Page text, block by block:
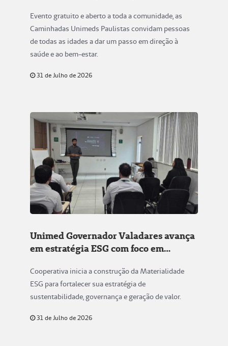
Evento gratuito e aberto a toda a comunidade, as
Caminhadas Unimeds Paulistas convidam pessoas
de todas as idades a dar um passo em direção à
saúde e ao bem-estar.
31 de Julho de 2026
Unimed Governador Valadares avança
em estratégia ESG com foco em
Cooperativa inicia a construção da Materialidade
ESG para fortalecer sua estratégia de
sustentabilidade, governança e geração de valor.
31 de Julho de 2026